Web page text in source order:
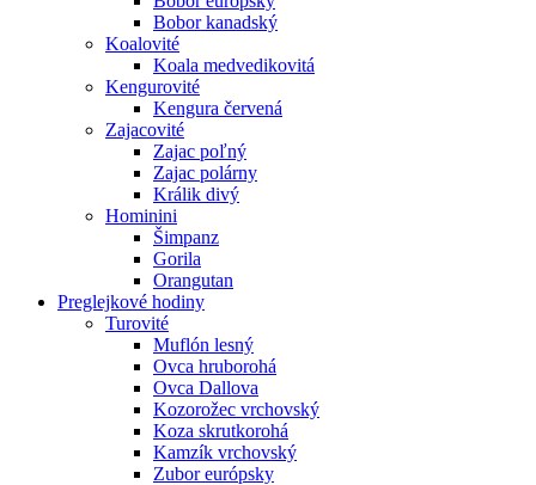
Bobor kanadský
Koalovité
Koala medvedikovitá
Kengurovité
Kengura červená
Zajacovité
Zajac poľný
Zajac polárny
Králik divý
Hominini
Šimpanz
Gorila
Orangutan
Preglejkové hodiny
Turovité
Muflón lesný
Ovca hruborohá
Ovca Dallova
Kozorožec vrchovský
Koza skrutkorohá
Kamzík vrchovský
Zubor európsky